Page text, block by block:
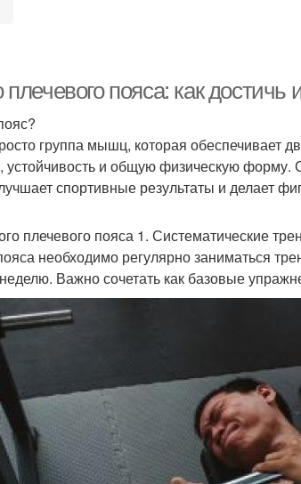
плечевого пояса: как
группа мышц, которая обеспечивает
устойчивость и общую физическую
спортивные результаты и делает
плечевого пояса 1. Систематические
необходимо регулярно заниматься
Важно сочетать как базовые